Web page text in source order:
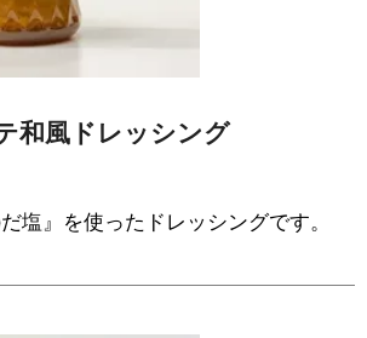
和風ドレッシング
塩』を使ったドレッシングです。